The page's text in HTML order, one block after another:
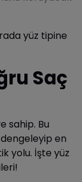
yüz tipine
Saç
sahip. Bu
dengeleyip en
yolu. İşte yüz